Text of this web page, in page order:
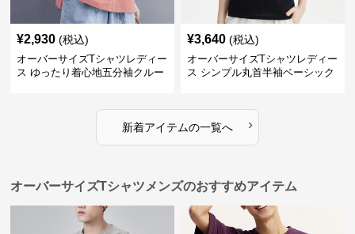
¥2,930 (税込)
オーバーサイズTシャツレディー
ス ゆったり着心地五分袖クルー
¥3,640 (税込)
オーバーサイズTシャツレディー
ス シンプル丸首半袖ベーシック
新着アイテムの一覧へ ›
オーバーサイズTシャツメンズのおすすめアイテム